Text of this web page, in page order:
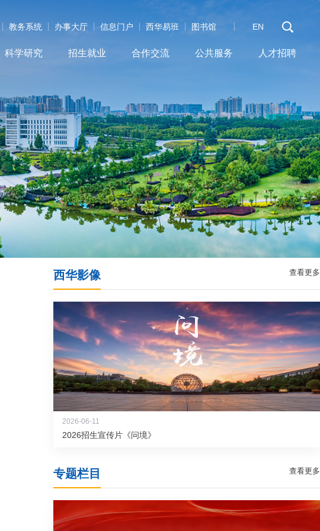
教务系统 办事大厅 信息门户 西华易班 图书馆 EN
科学研究 招生就业 合作交流 公共服务 人才招聘
西华影像 查看更多
2026-06-11
2026招生宣传片《问境》
专题栏目 查看更多